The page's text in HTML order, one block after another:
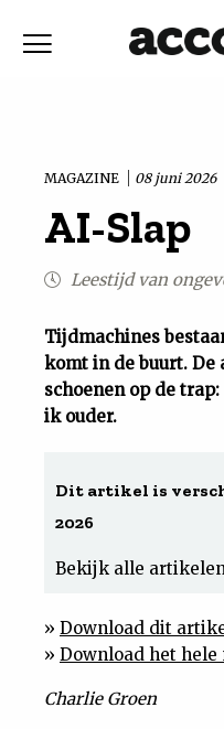
Nieuws
Discussie
Vaktechniek
Achtergrond
Cijfers
MAGAZINE 08 juni 2026
AI-Slap
Leestijd van
Tijdmachines
komt in de buurt. De
schoenen op de
ik ouder.
Dit artikel is
2026
Bekijk alle
» Download dit
» Download het
Charlie Groen